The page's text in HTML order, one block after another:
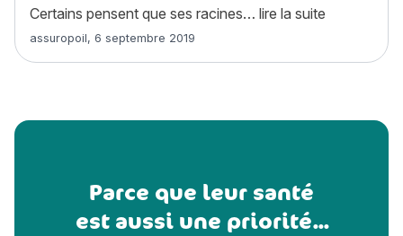
Certains pensent que ses racines… lire la suite
Article rédigé par
assuropoil, 6 septembre 2019
Parce que leur santé
est aussi une priorité...